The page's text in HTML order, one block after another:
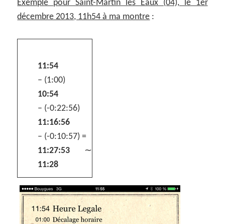
Exemple pour Saint-Martin les Eaux (04), le 1er
décembre 2013, 11h54 à ma montre :
11:54
– (1:00)
10:54
– (-0:22:56)
11:16:56
– (-0:10:57) =
11:27:53 ∼
11:28